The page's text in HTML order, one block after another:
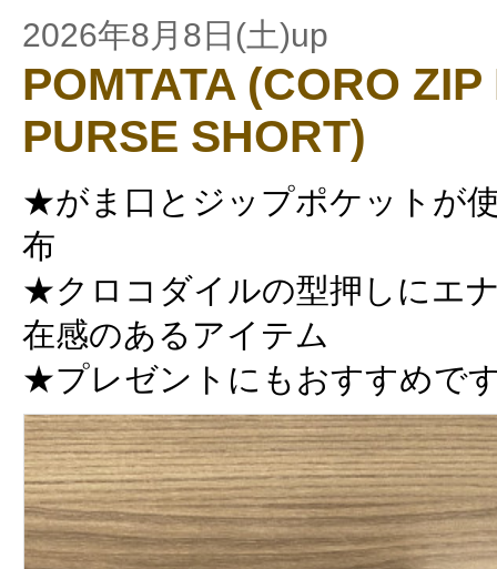
2026年8月8日(土)up
POMTATA (CORO
PURSE SHORT)
★がま口とジップポケットが
布
★クロコダイルの型押しにエ
在感のあるアイテム
★プレゼントにもおすすめで